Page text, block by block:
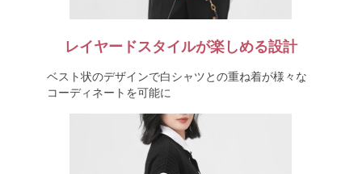
レイヤードスタイルが楽しめる設計
ベスト状のデザインで白シャツとの重ね着が様々な
コーディネートを可能に